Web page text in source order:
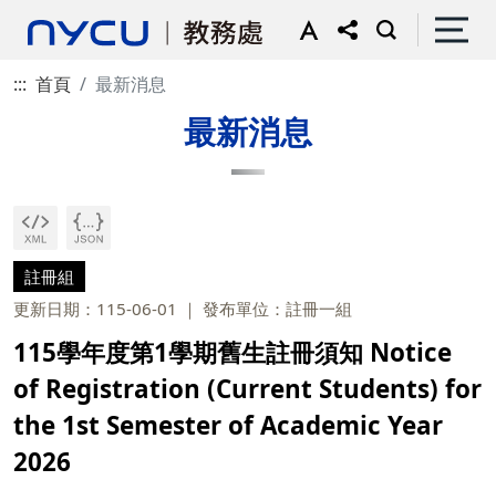
::: 首頁 最新消息
最新消息
註冊組
更新日期：115-06-01
發布單位：註冊一組
115學年度第1學期舊生註冊須知 Notice
of Registration (Current Students) for
the 1st Semester of Academic Year
2026